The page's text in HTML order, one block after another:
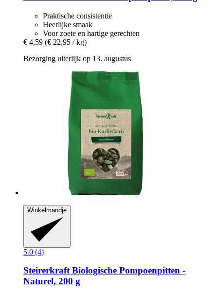
Praktische consistentie
Heerlijke smaak
Voor zoete en hartige gerechten
€ 4,59 (€ 22,95 / kg)
Bezorging uiterlijk op 13. augustus
Winkelmandje
5.0 (4)
SteirerkraftBiologische Pompoenpitten -​
Naturel, 200 g